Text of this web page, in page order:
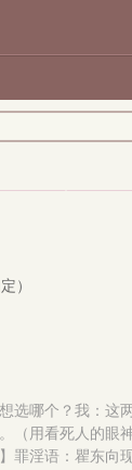
）
选哪个？我：
用看死人的
淫语：瞿东